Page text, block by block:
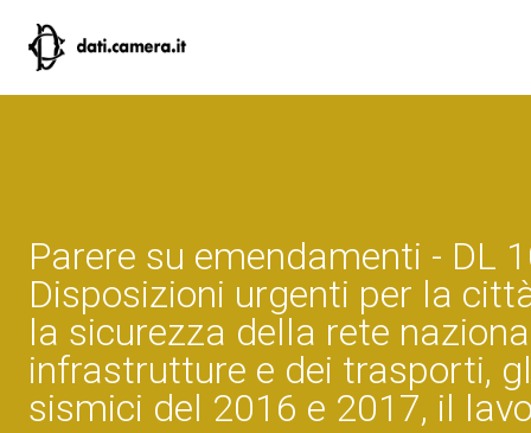
Parere su emendamenti - DL
Disposizioni urgenti per la
la sicurezza della rete
infrastrutture e dei trasporti,
sismici del 2016 e 2017, il